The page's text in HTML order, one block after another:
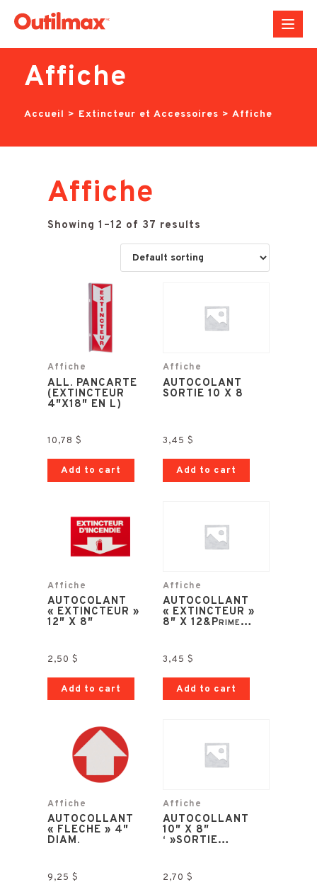
Affiche
Accueil > Extincteur et Accessoires > Affiche
Affiche
Showing 1–12 of 37 results
Affiche
ALL. PANCARTE
(EXTINCTEUR
4″X18″ EN L)
10,78 $
Add to cart
Affiche
AUTOCOLANT
SORTIE 10 X 8
3,45$
Add to cart
Affiche
AUTOCOLANT
« EXTINCTEUR »
12″ X 8″
2,50 $
Add to cart
Affiche
AUTOCOLLANT
« EXTINCTEUR »
8″ X 12&Prime…
3,45$
Add to cart
Affiche
AUTOCOLLANT
« FLECHE » 4″
DIAM.
9,25 $
Affiche
AUTOCOLLANT
10″ X 8″
‘ »SORTIE…
2,70$